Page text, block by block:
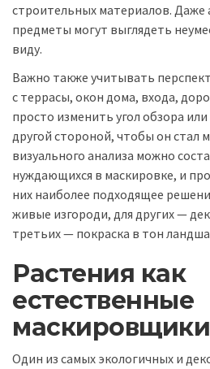
строительных материалов. Даже
предметы могут выглядеть
виду.
Важно также учитывать
с террасы, окон дома, входа,
просто изменить угол обзора
другой стороной, чтобы он стал
визуального анализа можно
нуждающихся в маскировке, и
них наиболее подходящее
живые изгороди, для других —
третьих — покраска в тон
Растения как
естественные
маскировщики
Один из самых экологичных и